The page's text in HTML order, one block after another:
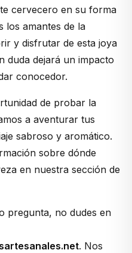
cervecero en su forma
los amantes de la
y disfrutar de esta joya
duda dejará un impacto
conocedor.
de probar la
a aventurar tus
sabroso y aromático.
sobre dónde
en nuestra sección de
pregunta, no dudes en
. Nos